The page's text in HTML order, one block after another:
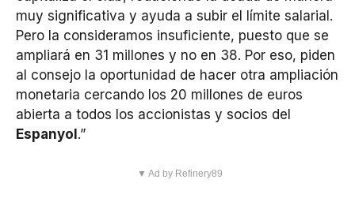
muy significativa y ayuda a subir el límite salarial.
Pero la consideramos insuficiente, puesto que se
ampliará en 31 millones y no en 38. Por eso, piden
al consejo la oportunidad de hacer otra ampliación
monetaria cercando los 20 millones de euros
abierta a todos los accionistas y socios del
Espanyol.”
▼ Ad by Refinery89